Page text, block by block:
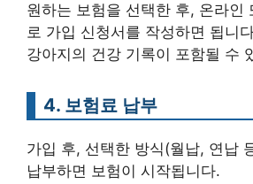
원하는 보험을 선택한 후, 온라인
로 가입 신청서를 작성하면 됩니
강아지의 건강 기록이 포함될 수
4. 보험료 납부
가입 후, 선택한 방식(월납, 연납
납부하면 보험이 시작됩니다.